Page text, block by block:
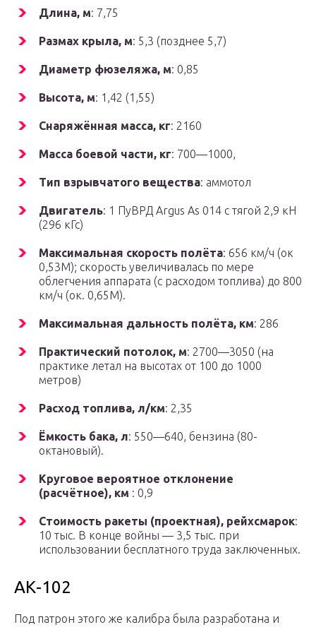
Длина, м: 7,75
Размах крыла, м: 5,3 (позднее 5,7)
Диаметр фюзеляжа, м: 0,85
Высота, м: 1,42 (1,55)
Снаряжённая масса, кг: 2160
Масса боевой части, кг: 700—1000,
Тип взрывчатого вещества: аммотол
Двигатель: 1 ПуВРД Argus As 014 с тягой 2,9 кН
(296 кГс)
Максимальная скорость полёта: 656 км/ч (ок
0,53М); скорость увеличивалась по мере
облегчения аппарата (с расходом топлива) до 800
км/ч (ок. 0,65М).
Максимальная дальность полёта, км: 286
Практический потолок, м: 2700—3050 (на
практике летал на высотах от 100 до 1000
метров)
Расход топлива, л/км: 2,35
Ёмкость бака, л: 550—640, бензина (80-
октановый).
Круговое вероятное отклонение
(расчётное), км : 0,9
Стоимость ракеты (проектная), рейхсмарок:
10 тыс. В конце войны — 3,5 тыс. при
использовании бесплатного труда заключенных.
АК-102
Под патрон этого же калибра была разработана и